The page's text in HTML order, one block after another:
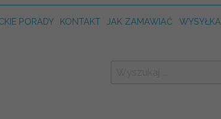
PORADY KONTAKT JAK ZAMAWIAĆ WYSYŁKA